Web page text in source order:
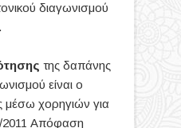
διαγωνισμού
της δαπάνης
είναι ο
χορηγιών για
2011 Απόφαση